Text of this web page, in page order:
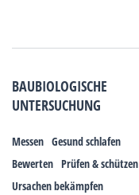
BAUBIOLOGISCHE
UNTERSUCHUNG
Messen Gesund schlafen
Bewerten Prüfen & schützen
Ursachen bekämpfen